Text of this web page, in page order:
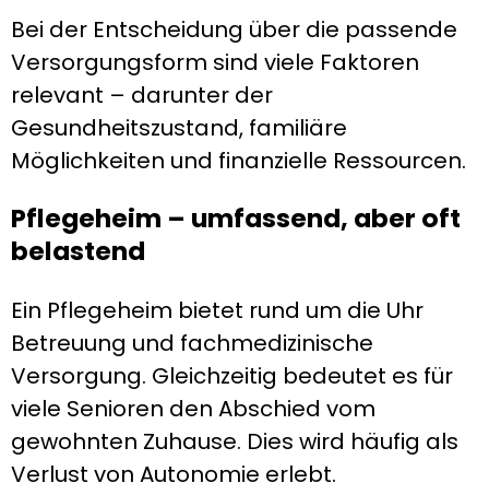
Bei der Entscheidung über die passende
Versorgungsform sind viele Faktoren
relevant – darunter der
Gesundheitszustand, familiäre
Möglichkeiten und finanzielle Ressourcen.
Pflegeheim – umfassend, aber oft
belastend
Ein Pflegeheim bietet rund um die Uhr
Betreuung und fachmedizinische
Versorgung. Gleichzeitig bedeutet es für
viele Senioren den Abschied vom
gewohnten Zuhause. Dies wird häufig als
Verlust von Autonomie erlebt.